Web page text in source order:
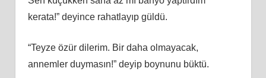
kerata!” deyince rahatlayıp güldü.
“Teyze özür dilerim. Bir daha olmayacak,
annemler duymasın!” deyip boynunu büktü.